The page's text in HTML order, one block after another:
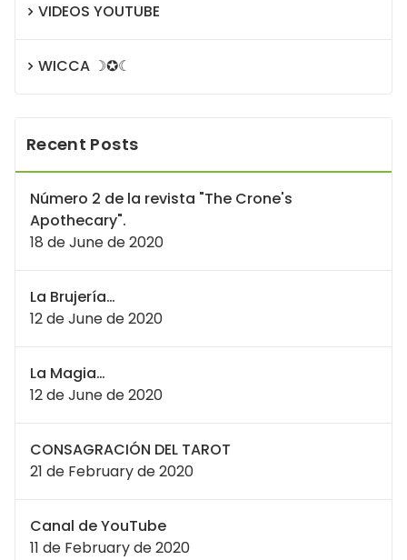
VIDEOS YOUTUBE
WICCA ☽✪☾
Recent Posts
Número 2 de la revista "The Crone's
Apothecary".
18 de June de 2020
La Brujería…
12 de June de 2020
La Magia…
12 de June de 2020
CONSAGRACIÓN DEL TAROT
21 de February de 2020
Canal de YouTube
11 de February de 2020